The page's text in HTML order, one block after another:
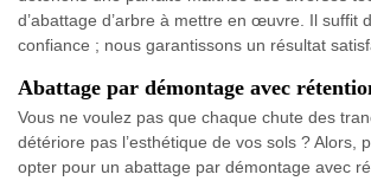
d’abattage d’arbre à mettre en œuvre. Il suffit
confiance ; nous garantissons un résultat
Abattage par démontage avec
Vous ne voulez pas que chaque chute des
détériore pas l’esthétique de vos sols ? Alors,
opter pour un abattage par démontage avec